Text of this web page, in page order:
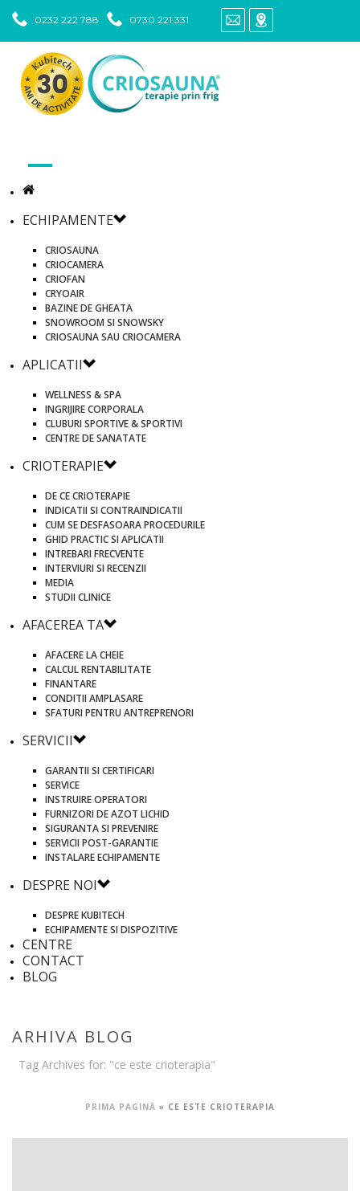
0232 222 788 0730 221 331
ECHIPAMENTE
CRIOSAUNA
CRIOCAMERA
CRIOFAN
CRYOAIR
BAZINE DE GHEATA
SNOWROOM SI SNOWSKY
CRIOSAUNA SAU CRIOCAMERA
APLICATII
WELLNESS & SPA
INGRIJIRE CORPORALA
CLUBURI SPORTIVE & SPORTIVI
CENTRE DE SANATATE
CRIOTERAPIE
DE CE CRIOTERAPIE
INDICATII SI CONTRAINDICATII
CUM SE DESFASOARA PROCEDURILE
GHID PRACTIC SI APLICATII
INTREBARI FRECVENTE
INTERVIURI SI RECENZII
MEDIA
STUDII CLINICE
AFACEREA TA
AFACERE LA CHEIE
CALCUL RENTABILITATE
FINANTARE
CONDITII AMPLASARE
SFATURI PENTRU ANTREPRENORI
SERVICII
GARANTII SI CERTIFICARI
SERVICE
INSTRUIRE OPERATORI
FURNIZORI DE AZOT LICHID
SIGURANTA SI PREVENIRE
SERVICII POST-GARANTIE
INSTALARE ECHIPAMENTE
DESPRE NOI
DESPRE KUBITECH
ECHIPAMENTE SI DISPOZITIVE
CENTRE
CONTACT
BLOG
ARHIVA BLOG
Tag Archives for: "ce este crioterapia"
PRIMA PAGINĂ » CE ESTE CRIOTERAPIA